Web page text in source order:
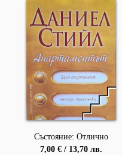
Състояние: Отлично
7,00 € / 13,70 лв.